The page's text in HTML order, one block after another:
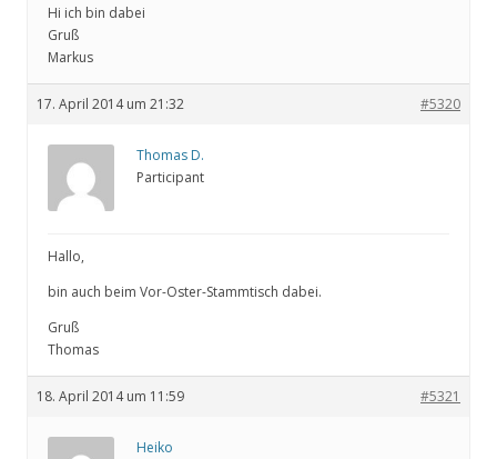
Hi ich bin dabei
Gruß
Markus
17. April 2014 um 21:32 #5320
Thomas D.
Participant
Hallo,
bin auch beim Vor-Oster-Stammtisch dabei.
Gruß
Thomas
18. April 2014 um 11:59 #5321
Heiko